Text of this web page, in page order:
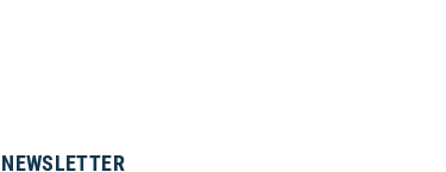
NEWSLETTER